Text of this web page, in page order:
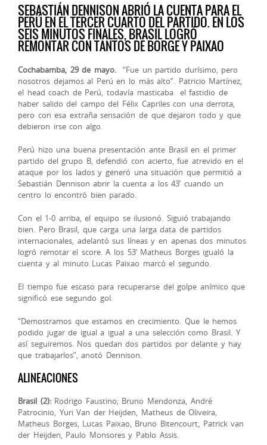
SEBASTIÁN DENNISON ABRIÓ LA CUENTA PARA EL
PERÚ EN EL TERCER CUARTO DEL PARTIDO. EN LOS
SEIS MINUTOS FINALES, BRASIL LOGRÓ
REMONTAR CON TANTOS DE BORGE Y PAIXAO
Cochabamba, 29 de mayo.“Fue un partido durísimo, pero
nosotros dejamos al Perú en lo más alto”. Patricio Martínez,
el head coach de Perú, todavía masticaba el fastidio de
haber salido del campo del Félix Capriles con una derrota,
pero con esa extraña sensación de que dejaron todo y que
debieron irse con algo.
Perú hizo una buena presentación ante Brasil en el primer
partido del grupo B, defendió con acierto, fue atrevido en el
ataque por los lados y generó una situación que permitió a
Sebastián Dennison abrir la cuenta a los 43’ cuando un
centro lo encontró bien parado.
Con el 1-0 arriba, el equipo se ilusionó. Siguió trabajando
bien. Pero Brasil, que carga una larga data de partidos
internacionales, adelantó sus líneas y en apenas dos minutos
logró remotar el score. A los 53’ Matheus Borges igualó la
cuenta y al minuto Lucas Paixao marcó el segundo.
El tiempo fue escaso para recuperarse del golpe anímico que
significó ese segundo gol.
“Demostramos que estamos en crecimiento. Que le hemos
podido jugar de igual a igual a una selección como Brasil. Y
así seguiremos. Nos quedan dos partidos por delante y hay
que trabajarlos”, anotó Dennison.
ALINEACIONES
Brasil (2):Rodrigo Faustino; Bruno Mendonza, André
Patrocinio, Yuri Van der Heijden, Matheus de Oliveira,
Matheus Borges, Lucas Paixao, Bruno Bitencourt, Patrick van
der Heijden, Paulo Monsores y Pablo Assis.